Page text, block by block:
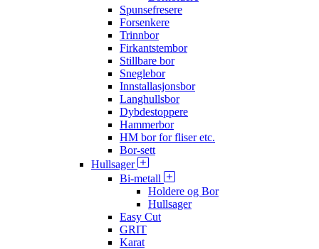
Spunsefresere
Forsenkere
Trinnbor
Firkantstembor
Stillbare bor
Sneglebor
Innstallasjonsbor
Langhullsbor
Dybdestoppere
Hammerbor
HM bor for fliser etc.
Bor-sett
Hullsager
Bi-metall
Holdere og Bor
Hullsager
Easy Cut
GRIT
Karat